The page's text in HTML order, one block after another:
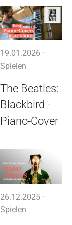
19.01.2026 ·
Spielen
The Beatles:
Blackbird -
Piano-Cover
26.12.2025 ·
Spielen